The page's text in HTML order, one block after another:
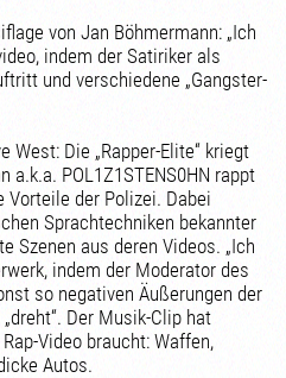
von Jan Böhmermann: „Ich
indem der Satiriker als
und verschiedene „Gangster-
West: Die „Rapper-Elite“ kriegt
a.k.a. POL1Z1STENS0HN rappt
der Polizei. Dabei
Sprachtechniken bekannter
Szenen aus deren Videos. „Ich
indem der Moderator des
so negativen Äußerungen der
Der Musik-Clip hat
Video braucht: Waffen,
Autos.